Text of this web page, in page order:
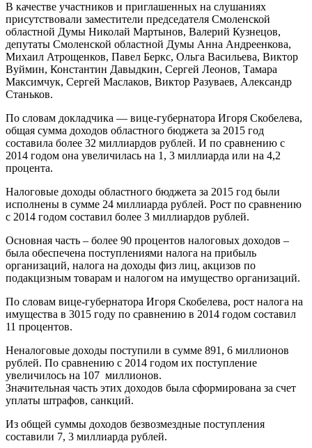
В качестве участников и приглашенных на слушаниях
присутствовали заместители председателя Смоленской
областной Думы Николай Мартынов, Валерий Кузнецов,
депутаты Смоленской областной Думы Анна Андреенкова,
Михаил Атрощенков, Павел Беркс, Ольга Васильева, Виктор
Вуймин, Константин Давыдкин, Сергей Леонов, Тамара
Максимчук, Сергей Маслаков, Виктор Разуваев, Александр
Станьков.
По словам докладчика — вице-губернатора Игоря Скобелева,
общая сумма доходов областного бюджета за 2015 год
составила более 32 миллиардов рублей. И по сравнению с
2014 годом она увеличилась на 1, 3 миллиарда или на 4,2
процента.
Налоговые доходы областного бюджета за 2015 год были
исполнены в сумме 24 миллиарда рублей. Рост по сравнению
с 2014 годом составил более 3 миллиардов рублей.
Основная часть – более 90 процентов налоговых доходов –
была обеспечена поступлениями налога на прибыль
организаций, налога на доходы физ лиц, акцизов по
подакцизным товарам и налогом на имущество организаций.
По словам вице-губернатора Игоря Скобелева, рост налога на
имущества в 3015 году по сравнению в 2014 годом составил
11 процентов.
Неналоговые доходы поступили в сумме 891, 6 миллионов
рублей. По сравнению с 2014 годом их поступление
увеличилось на 107 миллионов.
Значительная часть этих доходов была сформирована за счет
уплаты штрафов, санкций.
Из общей суммы доходов безвозмездные поступления
составили 7, 3 миллиарда рублей.